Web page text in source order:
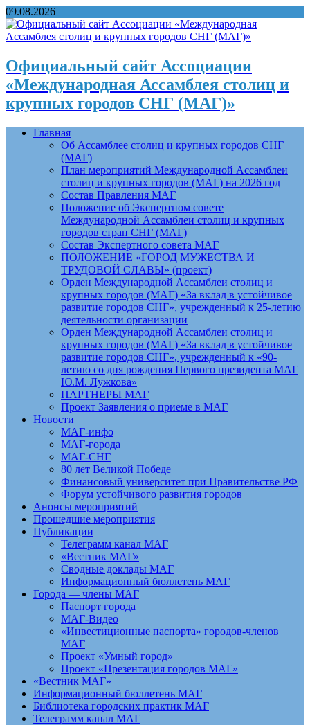
09.08.2026
Официальный сайт Ассоциации
«Международная Ассамблея столиц и
крупных городов СНГ (МАГ)»
Главная
Об Ассамблее столиц и крупных городов СНГ
(МАГ)
План мероприятий Международной Ассамблеи
столиц и крупных городов (МАГ) на 2026 год
Состав Правления МАГ
Положение об Экспертном совете
Международной Ассамблеи столиц и крупных
городов стран СНГ (МАГ)
Состав Экспертного совета МАГ
ПОЛОЖЕНИЕ «ГОРОД МУЖЕСТВА И
ТРУДОВОЙ СЛАВЫ» (проект)
Орден Международной Ассамблеи столиц и
крупных городов (МАГ) «За вклад в устойчивое
развитие городов СНГ», учрежденный к 25-летию
деятельности организации
Орден Международной Ассамблеи столиц и
крупных городов (МАГ) «За вклад в устойчивое
развитие городов СНГ», учрежденный к «90-
летию со дня рождения Первого президента МАГ
Ю.М. Лужкова»
ПАРТНЕРЫ МАГ
Проект Заявления о приеме в МАГ
Новости
МАГ-инфо
МАГ-города
МАГ-СНГ
80 лет Великой Победе
Финансовый университет при Правительстве РФ
Форум устойчивого развития городов
Анонсы мероприятий
Прошедшие мероприятия
Публикации
Телеграмм канал МАГ
«Вестник МАГ»
Сводные доклады МАГ
Информационный бюллетень МАГ
Города — члены МАГ
Паспорт города
МАГ-Видео
«Инвестиционные паспорта» городов-членов
МАГ
Проект «Умный город»
Проект «Презентация городов МАГ»
«Вестник МАГ»
Информационный бюллетень МАГ
Библиотека городских практик МАГ
Телеграмм канал МАГ